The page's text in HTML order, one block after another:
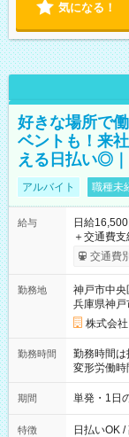
気になる！
好きな場所で
ベントも！来
える日払い◎
アルバイト 職種未
給与
日給
＋交通費支給 ★交通費全額支給！ ★日払いOK！（規
働いたそ
交通費
勤務地
神戸市中央
兵庫県神戸
株式会
勤務時間
勤務時間は
変形労働時間制
00～20：
期間 単発・1日
特徴 日払いOK